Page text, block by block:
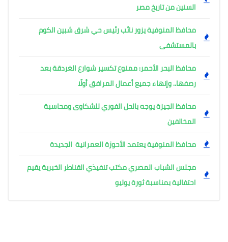
السنين من تاريخ مصر
محافظ المنوفية يزور نائب رئيس حي شرق شبين الكوم
بالمستشفى
محافظ البحر الأحمر: ممنوع تكسير شوارع الغردقة بعد
رصفها.. وإنهاء جميع أعمال المرافق أولًا
محافظ الجيزة يوجه بالحل الفوري للشكاوى ومحاسبة
المخالفين
محافظ المنوفية يعتمد الأحوزة العمرانية الجديدة
مجلس الشباب المصري مكتب تنفيذي القناطر الخبرية يقيم
احتفالية بمناسبة ثورة يوليو